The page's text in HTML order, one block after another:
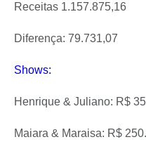
Receitas 1.157.875,16
Diferença: 79.731,07
Shows:
Henrique & Juliano: R$
Maiara & Maraisa: R$